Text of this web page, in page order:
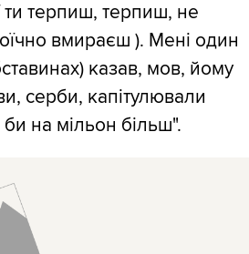
ти терпиш, терпиш, не
вмираєш ). Мені один
казав, мов, йому
серби, капітулювали
на мільон більш".